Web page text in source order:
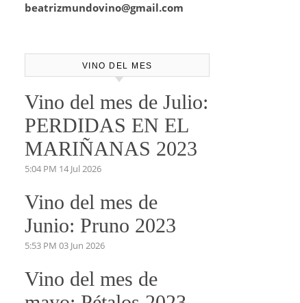
beatrizmundovino@gmail.com
VINO DEL MES
Vino del mes de Julio:
PERDIDAS EN EL
MARIÑANAS 2023
5:04 PM 14 Jul 2026
Vino del mes de
Junio: Pruno 2023
5:53 PM 03 Jun 2026
Vino del mes de